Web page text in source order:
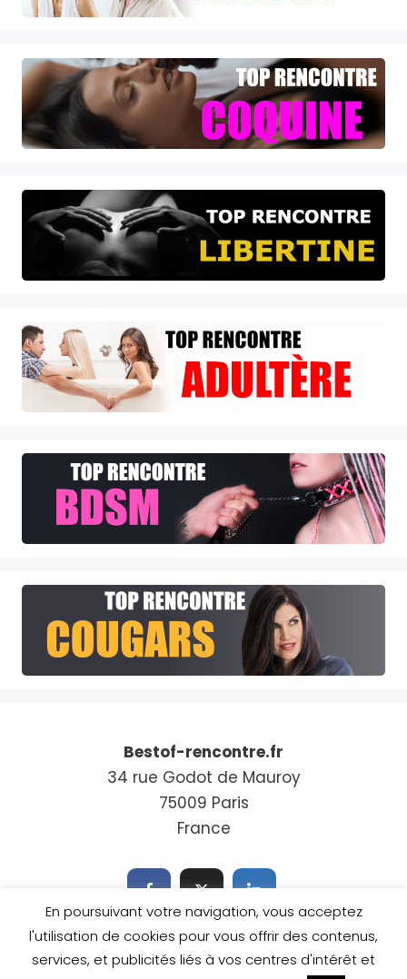
Bestof-rencontre.fr
34 rue Godot de Mauroy
75009 Paris
France
En poursuivant votre navigation, vous acceptez
l'utilisation de cookies pour vous offrir des contenus,
services, et publicités liés à vos centres d'intérêt et